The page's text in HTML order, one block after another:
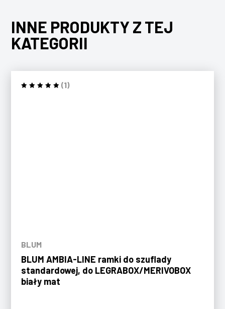
INNE PRODUKTY Z TEJ
KATEGORII
(1)
BLUM
BLUM AMBIA-LINE ramki do szuflady
standardowej, do LEGRABOX/MERIVOBOX
biały mat